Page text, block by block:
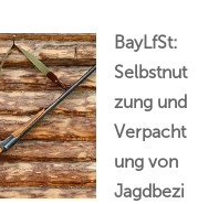
BayLfSt:
Selbstnut
zung und
Verpacht
ung von
Jagdbezi